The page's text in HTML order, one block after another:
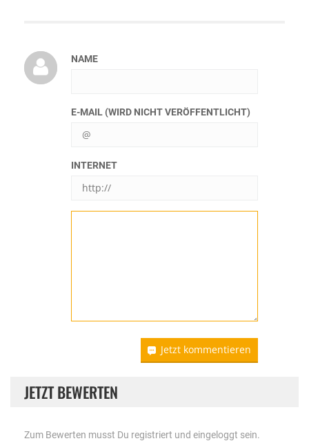
NAME
E-MAIL (WIRD NICHT VERÖFFENTLICHT)
INTERNET
Jetzt kommentieren
JETZT BEWERTEN
Zum Bewerten musst Du registriert und eingeloggt sein.